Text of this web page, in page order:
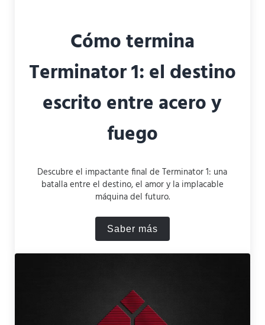
Cómo termina
Terminator 1: el destino
escrito entre acero y
fuego
Descubre el impactante final de Terminator 1: una
batalla entre el destino, el amor y la implacable
máquina del futuro.
Saber másCómo termina Terminator